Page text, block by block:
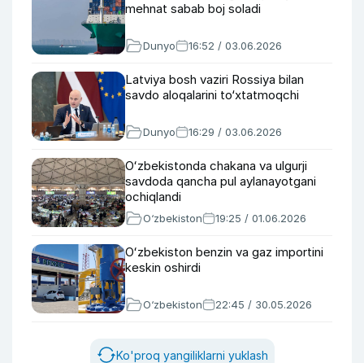
mehnat sabab boj soladi
Dunyo 16:52 / 03.06.2026
Latviya bosh vaziri Rossiya bilan
savdo aloqalarini to‘xtatmoqchi
Dunyo 16:29 / 03.06.2026
Oʻzbekistonda chakana va ulgurji
savdoda qancha pul aylanayotgani
ochiqlandi
O‘zbekiston 19:25 / 01.06.2026
Oʻzbekiston benzin va gaz importini
keskin oshirdi
O‘zbekiston 22:45 / 30.05.2026
Ko'proq yangiliklarni yuklash